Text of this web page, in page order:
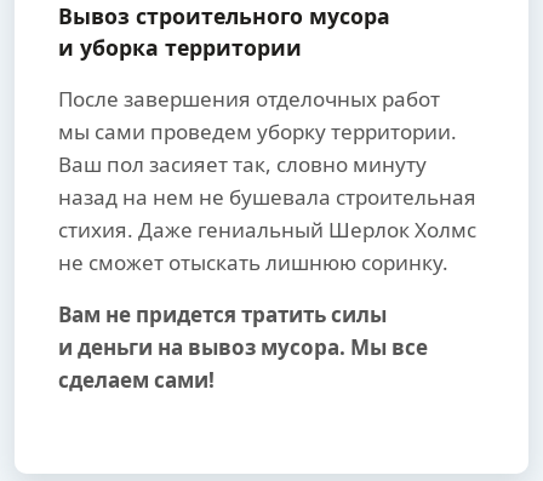
Вывоз строительного мусора
и уборка территории
После завершения отделочных работ
мы сами проведем уборку территории.
Ваш пол засияет так, словно минуту
назад на нем не бушевала строительная
стихия. Даже гениальный Шерлок Холмс
не сможет отыскать лишнюю соринку.
Вам не придется тратить силы
и деньги на вывоз мусора. Мы все
сделаем сами!